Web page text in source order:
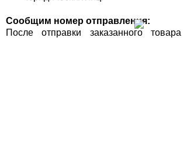
Сообщим номер отправления:
После отправки заказанного товара